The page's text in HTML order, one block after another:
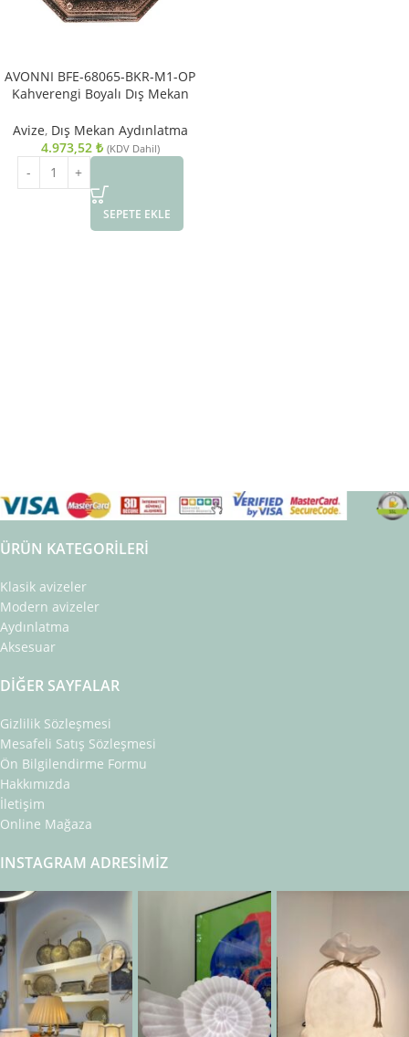
AVONNI BFE-68065-BKR-M1-OP
Kahverengi Boyalı Dış Mekan
Polikarbon Cam 27x13cm
Avize, Dış Mekan Aydınlatma
4.973,52 ₺ (KDV Dahil)
SEPETE EKLE
ÜRÜN KATEGORILERI
Klasik avizeler
Modern avizeler
Aydınlatma
Aksesuar
DIĞER SAYFALAR
Gizlilik Sözleşmesi
Mesafeli Satış Sözleşmesi
Ön Bilgilendirme Formu
Hakkımızda
İletişim
Online Mağaza
INSTAGRAM ADRESIMIZ